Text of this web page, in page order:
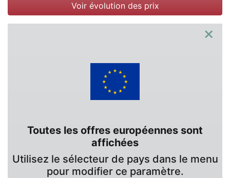
Voir évolution des prix
×
Toutes les offres européennes sont
affichées
Utilisez le sélecteur de pays dans le menu
pour modifier ce paramètre.